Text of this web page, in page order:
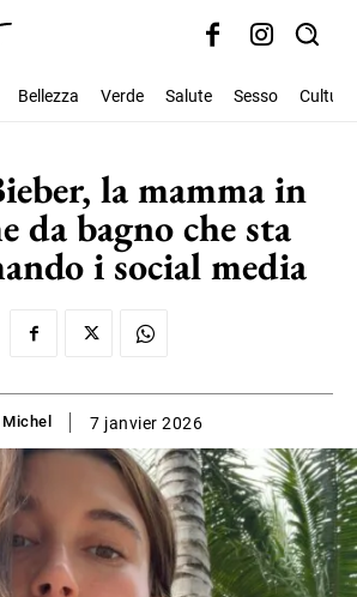
Bellezza Verde Salute Sesso Cultura
la mamma in
da bagno che sta
i social media
7 janvier 2026